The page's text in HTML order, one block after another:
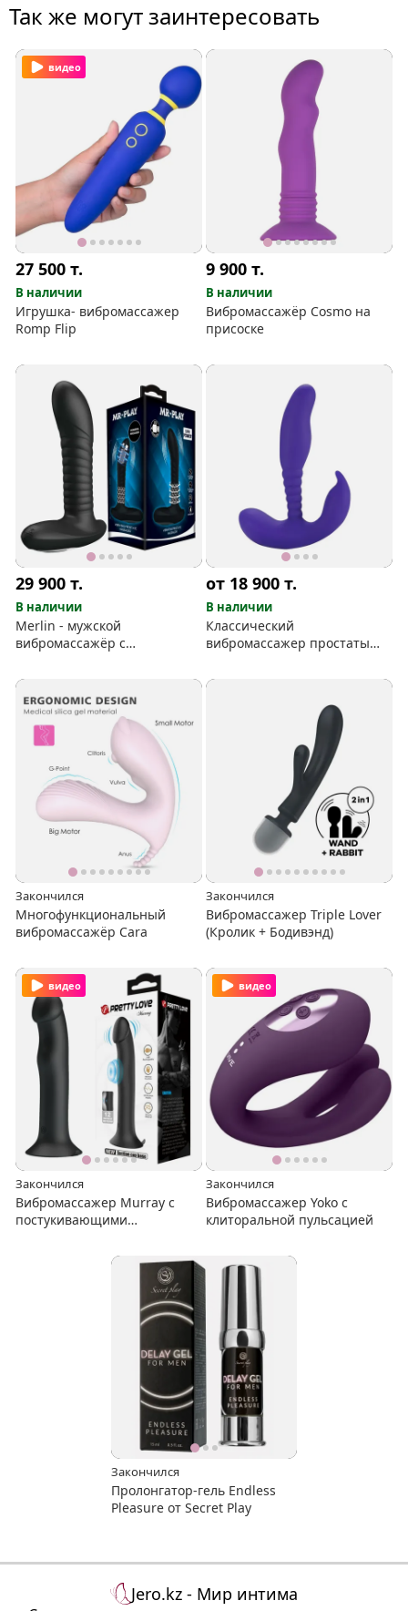
Так же могут заинтересовать
видео
27 500т.
В наличии
Игрушка- вибромассажер
Romp Flip
9 900т.
В наличии
Вибромассажёр Cosmo на
присоске
29 900т.
В наличии
Merlin - мужской
вибромассажёр с
от 18 900т.
В наличии
Классический
вибромассажер простаты
Закончился
Многофункциональный
вибромассажёр Cara
Закончился
Вибромассажер Triple Lover
(Кролик + Бодивэнд)
видео
Закончился
Вибромассажер Murray с
постукивающими
видео
Закончился
Вибромассажер Yoko с
клиторальной пульсацией
Закончился
Пролонгатор-гель Endless
Pleasure от Secret Play
Jero.kz - Мир интима